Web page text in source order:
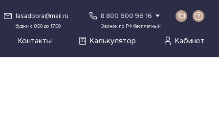
fasadbora@mail.ru
будни с 8:00 до 17:00
8 800 600 96 16
Звонок по РФ бесплатный
Контакты Калькулятор Кабинет